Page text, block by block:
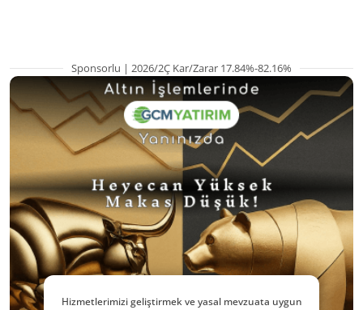
Sponsorlu | 2026/2Ç Kar/Zarar 17.84%-82.16%
Hizmetlerimizi geliştirmek ve yasal mevzuata uygun